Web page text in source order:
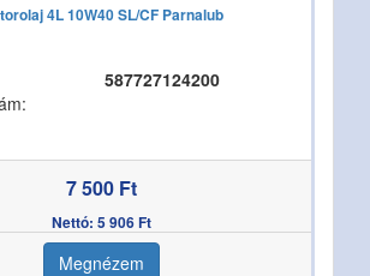
4L 10W40 SL/CF Parnalub
587727124200
7 500 Ft
Nettó: 5 906 Ft
Megnézem